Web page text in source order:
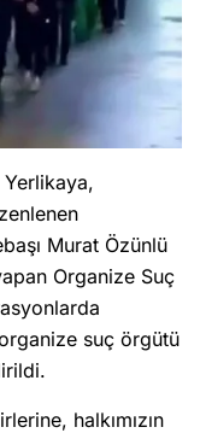
Yerlikaya,
Murat Özünlü
Organize Suç
suç örgütü
halkımızın